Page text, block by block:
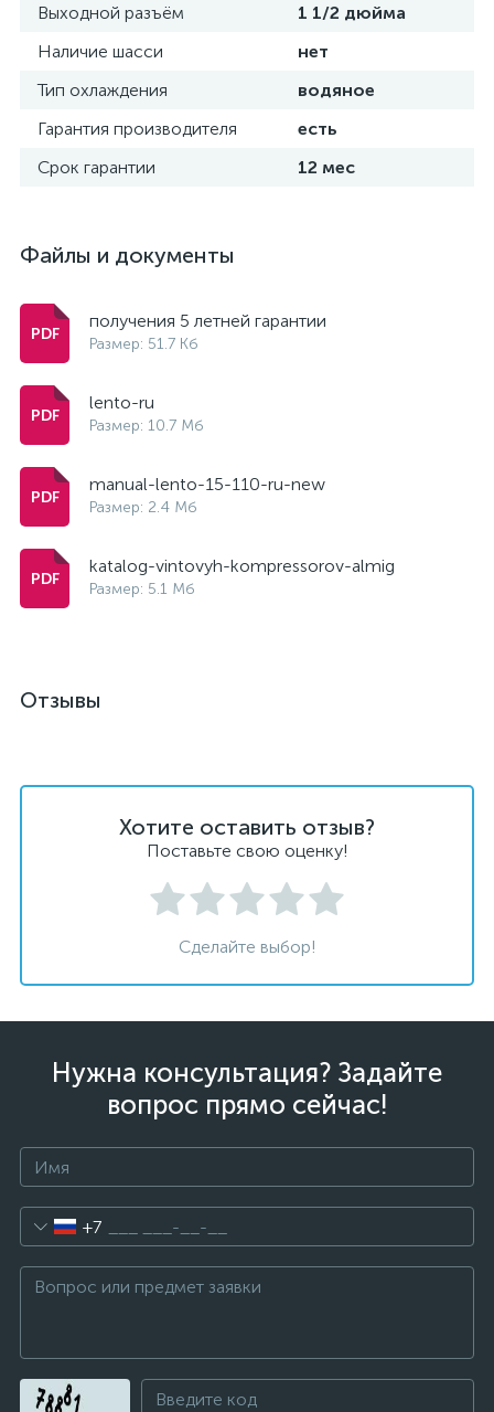
Выходной разъём
1 1/2 дюйма
Наличие шасси
нет
Тип охлаждения
водяное
Гарантия производителя
есть
Срок гарантии
12 мес
Файлы и документы
получения 5 летней гарантии
Размер: 51.7 Кб
lento-ru
Размер: 10.7 Мб
manual-lento-15-110-ru-new
Размер: 2.4 Мб
katalog-vintovyh-kompressorov-almig
Размер: 5.1 Мб
Отзывы
Хотите оставить отзыв?
Поставьте свою оценку!
Сделайте выбор!
Нужна консультация? Задайте
вопрос прямо сейчас!
+7